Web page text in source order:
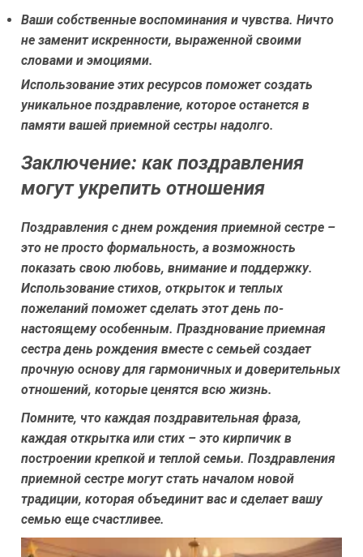
Ваши собственные воспоминания и чувства. Ничто
не заменит искренности, выраженной своими
словами и эмоциями.
Использование этих ресурсов поможет создать
уникальное поздравление, которое останется в
памяти вашей приемной сестры надолго.
Заключение: как поздравления
могут укрепить отношения
Поздравления с днем рождения приемной сестре –
это не просто формальность, а возможность
показать свою любовь, внимание и поддержку.
Использование стихов, открыток и теплых
пожеланий поможет сделать этот день по-
настоящему особенным. Празднование приемная
сестра день рождения вместе с семьей создает
прочную основу для гармоничных и доверительных
отношений, которые ценятся всю жизнь.
Помните, что каждая поздравительная фраза,
каждая открытка или стих – это кирпичик в
построении крепкой и теплой семьи. Поздравления
приемной сестре могут стать началом новой
традиции, которая объединит вас и сделает вашу
семью еще счастливее.